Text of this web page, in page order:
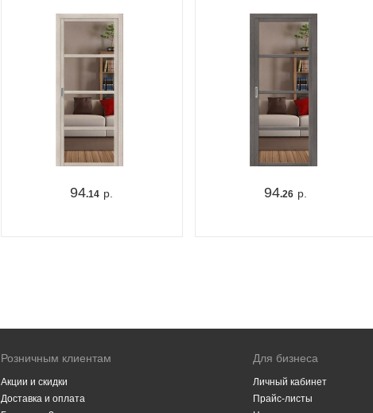
94.14 р. 94.26 р.
Розничным клиентам
Акции и скидки
Доставка и оплата
Для бизнеса
Личный кабинет
Прайс-листы